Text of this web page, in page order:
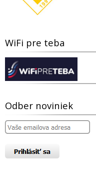
WiFi pre teba
Odber noviniek